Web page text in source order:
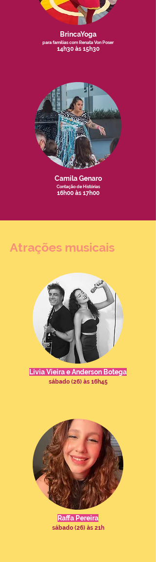
BrincaYoga
para famílias com Renata Von Poser
14h30 às 15h30
Camila Genaro
Contação de Histórias
16h00 às 17h00
Atrações musicais
Livia Vieira e Anderson Botega
sábado (26) às 16h45
Raffa Pereira
sábado (26) às 21h